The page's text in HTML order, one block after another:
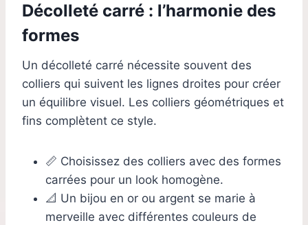
Décolleté carré : l’harmonie des
formes
Un décolleté carré nécessite souvent des
colliers qui suivent les lignes droites pour créer
un équilibre visuel. Les colliers géométriques et
fins complètent ce style.
📏 Choisissez des colliers avec des formes
carrées pour un look homogène.
📐 Un bijou en or ou argent se marie à
merveille avec différentes couleurs de